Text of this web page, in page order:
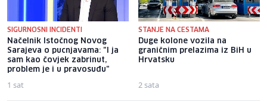
SIGURNOSNI INCIDENTI
Načelnik Istočnog Novog
Sarajeva o pucnjavama: "I ja
sam kao čovjek zabrinut,
problem je i u pravosuđu"
1 sat
STANJE NA CESTAMA
Duge kolone vozila na
graničnim prelazima iz BiH u
Hrvatsku
2 sata